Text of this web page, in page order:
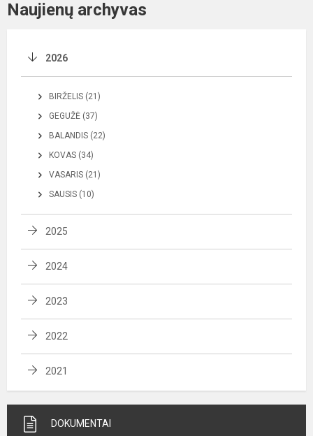
Naujienų archyvas
2026
BIRŽELIS (21)
GEGUŽĖ (37)
BALANDIS (22)
KOVAS (34)
VASARIS (21)
SAUSIS (10)
2025
2024
2023
2022
2021
DOKUMENTAI